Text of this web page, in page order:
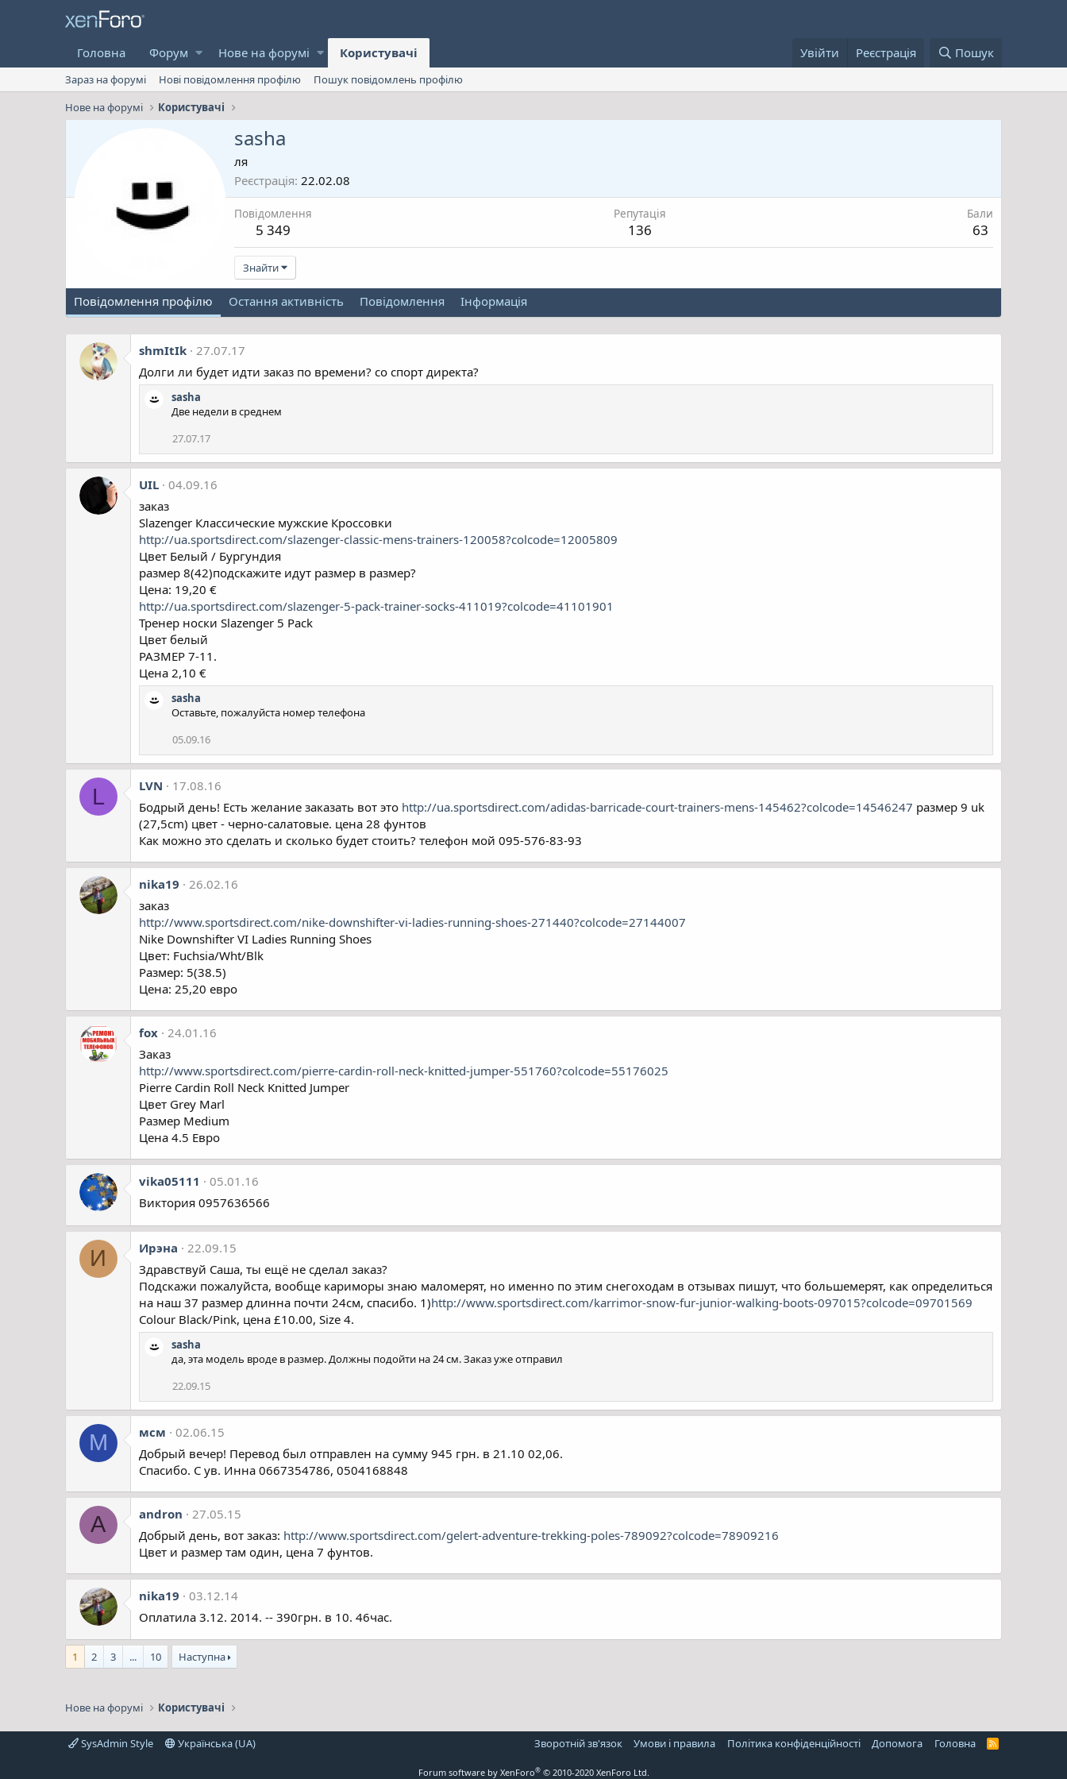
Головна Форум Нове на форумі Користувачі Увійти Реєстрація Пошук
Зараз на форумі Нові повідомлення профілю
Пошук повідомлень профілю
Нове на форумі
Користувачі
sasha
ля
Реєстрація 22.02.08
Повідомлення
5 349
Репутація
136
Бали
63
Знайти
Повідомлення профілю Остання активність Повідомлення Інформація
shmItIk 27.07.17
Долги ли будет идти заказ по времени? со спорт директа?
sasha
Две недели в среднем
27.07.17
UIL 04.09.16
заказ
Slazenger Классические мужские Кроссовки
http://ua.sportsdirect.com/slazenger-classic-mens-trainers-120058?colcode=12005809
Цвет Белый / Бургундия
размер 8(42)подскажите идут размер в размер?
Цена: 19,20 €
http://ua.sportsdirect.com/slazenger-5-pack-trainer-socks-411019?colcode=41101901
Тренер носки Slazenger 5 Pack
Цвет белый
РАЗМЕР 7-11.
Цена 2,10 €
sasha
Оставьте, пожалуйста номер телефона
05.09.16
L LVN
17.08.16
Бодрый день! Есть желание заказать вот это http://ua.sportsdirect.com/adidas-barricade-court-trainers-mens-145462?colcode=14546247 размер 9 uk
(27,5cm) цвет - черно-салатовые. цена 28 фунтов
Как можно это сделать и сколько будет стоить? телефон мой 095-576-83-93
nika19
26.02.16
заказ
http://www.sportsdirect.com/nike-downshifter-vi-ladies-running-shoes-271440?colcode=27144007
Nike Downshifter VI Ladies Running Shoes
Цвет: Fuchsia/Wht/Blk
Размер: 5(38.5)
Цена: 25,20 евро
fox 24.01.16
Заказ
http://www.sportsdirect.com/pierre-cardin-roll-neck-knitted-jumper-551760?colcode=55176025
Pierre Cardin Roll Neck Knitted Jumper
Цвет Grey Marl
Размер Medium
Цена 4.5 Евро
vika05111
05.01.16
Виктория 0957636566
И Ирэна
22.09.15
Здравствуй Саша, ты ещё не сделал заказ?
Подскажи пожалуйста, вообще кариморы знаю маломерят, но именно по этим снегоходам в отзывах пишут, что большемерят, как определиться
на наш 37 размер длинна почти 24см, спасибо. 1)http://www.sportsdirect.com/karrimor-snow-fur-junior-walking-boots-097015?colcode=09701569
Colour Black/Pink, цена £10.00, Size 4.
sasha
да, эта модель вроде в размер. Должны подойти на 24 см. Заказ уже отправил
22.09.15
М мсм
02.06.15
Добрый вечер! Перевод был отправлен на сумму 945 грн. в 21.10 02,06.
Спасибо. С ув. Инна 0667354786, 0504168848
A andron
27.05.15
Добрый день, вот заказ: http://www.sportsdirect.com/gelert-adventure-trekking-poles-789092?colcode=78909216
Цвет и размер там один, цена 7 фунтов.
nika19
03.12.14
Оплатила 3.12. 2014. -- 390грн. в 10. 46час.
1 2 3 ... 10 Наступна
Нове на форумі Користувачі
SysAdmin Style Українська (UA) Зворотній зв'язок Умови і правила Політика конфіденційності Дoпoмoга Головна
R
Forum software by XenForo® © 2010-2020 XenForo Ltd.